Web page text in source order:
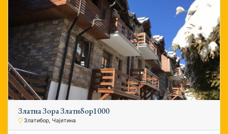
Златна Зора Златибор1000
Златибор, Чајетина